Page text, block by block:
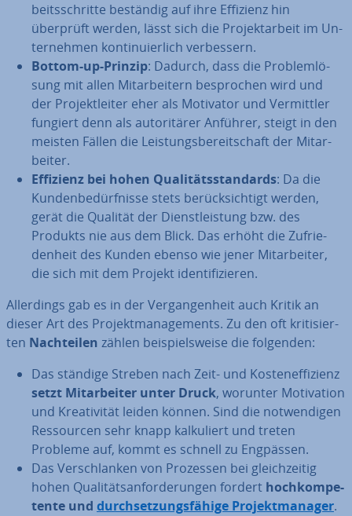
beits­schrit­te beständig auf ihre Effizienz hin
überprüft werden, lässt sich die Pro­jekt­ar­beit im Un­
ter­neh­men kon­ti­nu­ier­lich ver­bes­sern.
Bottom-up-Prinzip: Dadurch, dass die Pro­blem­lö­
sung mit allen Mit­ar­bei­tern be­spro­chen wird und
der Pro­jekt­lei­ter eher als Motivator und Ver­mitt­ler
fungiert denn als au­to­ri­tä­rer Anführer, steigt in den
meisten Fällen die Leis­tungs­be­reit­schaft der Mit­ar­
bei­ter.
Effizienz bei hohen Qua­li­täts­stan­dards: Da die
Kun­den­be­dürf­nis­se stets be­rück­sich­tigt werden,
gerät die Qualität der Dienst­leis­tung bzw. des
Produkts nie aus dem Blick. Das erhöht die Zu­frie­
den­heit des Kunden ebenso wie jener Mit­ar­bei­ter,
die sich mit dem Projekt iden­ti­fi­zie­ren.
Al­ler­dings gab es in der Ver­gan­gen­heit auch Kritik an
dieser Art des Pro­jekt­ma­nage­ments. Zu den oft kri­ti­sier­
ten Nach­tei­len zählen bei­spiels­wei­se die folgenden:
Das ständige Streben nach Zeit- und Kos­ten­ef­fi­zi­enz
setzt Mit­ar­bei­ter unter Druck, worunter Mo­ti­va­ti­on
und Krea­ti­vi­tät leiden können. Sind die not­wen­di­gen
Res­sour­cen sehr knapp kal­ku­liert und treten
Probleme auf, kommt es schnell zu Engpässen.
Das Ver­schlan­ken von Prozessen bei gleich­zei­tig
hohen Qua­li­täts­an­for­de­run­gen fordert hoch­kom­pe­
ten­te und durch­set­zungs­fä­hi­ge Pro­jekt­ma­na­ger.